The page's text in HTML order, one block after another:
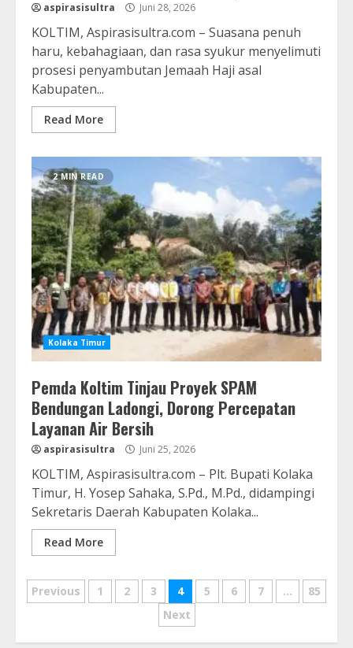
aspirasisultra Juni 28, 2026
KOLTIM, Aspirasisultra.com – Suasana penuh
haru, kebahagiaan, dan rasa syukur menyelimuti
prosesi penyambutan Jemaah Haji asal
Kabupaten...
Read More
2 MIN READ
Kolaka Timur
Pemda Koltim Tinjau Proyek SPAM
Bendungan Ladongi, Dorong Percepatan
Layanan Air Bersih
aspirasisultra Juni 25, 2026
KOLTIM, Aspirasisultra.com – Plt. Bupati Kolaka
Timur, H. Yosep Sahaka, S.Pd., M.Pd., didampingi
Sekretaris Daerah Kabupaten Kolaka...
Read More
Navigasi
Previous 1 2 3 4 5 6 7 …
85
Next